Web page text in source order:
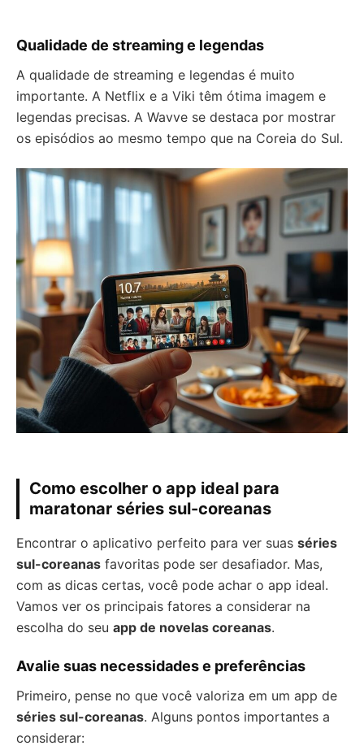
Qualidade de streaming e legendas
A qualidade de streaming e legendas é muito
importante. A Netflix e a Viki têm ótima imagem e
legendas precisas. A Wavve se destaca por mostrar
os episódios ao mesmo tempo que na Coreia do Sul.
Como escolher o app ideal para
maratonar séries sul-coreanas
Encontrar o aplicativo perfeito para ver suas séries
sul-coreanas favoritas pode ser desafiador. Mas,
com as dicas certas, você pode achar o app ideal.
Vamos ver os principais fatores a considerar na
escolha do seu app de novelas coreanas.
Avalie suas necessidades e preferências
Primeiro, pense no que você valoriza em um app de
séries sul-coreanas. Alguns pontos importantes a
considerar: